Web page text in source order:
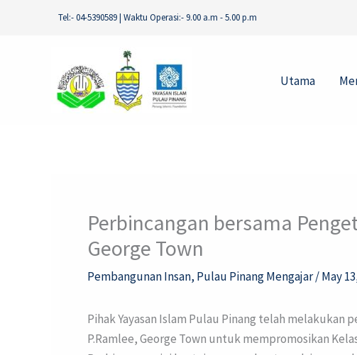
Tel:- 04-5390589 | Waktu Operasi:- 9.00 a.m - 5.00 p.m
Utama
Perbincangan bersama
George Town
Pembangunan Insan, Pulau Pinang Mengajar/May
Pihak Yayasan Islam Pulau Pinang telah melakukan
P.Ramlee, George Town untuk mempromosikan